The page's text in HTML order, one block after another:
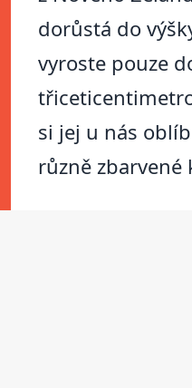
dorůstá do
vyroste pouze
si jej u nás
různě zbarvené